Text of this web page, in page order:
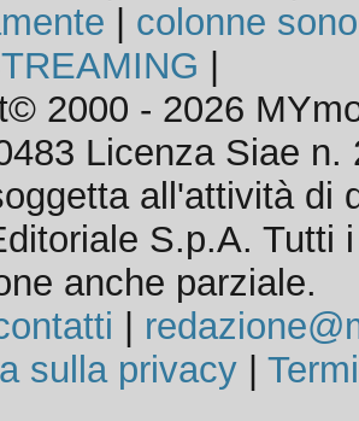
colonne
2000 - 2026
Licenza Siae n.
all'attività di
S.p.A. Tutti
anche parziale.
sulla privacy|